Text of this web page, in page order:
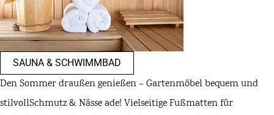
SAUNA & SCHWIMMBAD
Den Sommer draußen genießen – Gartenmöbel bequem und
stilvollSchmutz & Nässe ade! Vielseitige Fußmatten für